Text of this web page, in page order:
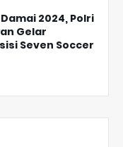
2024, Polri
Gelar
Seven Soccer